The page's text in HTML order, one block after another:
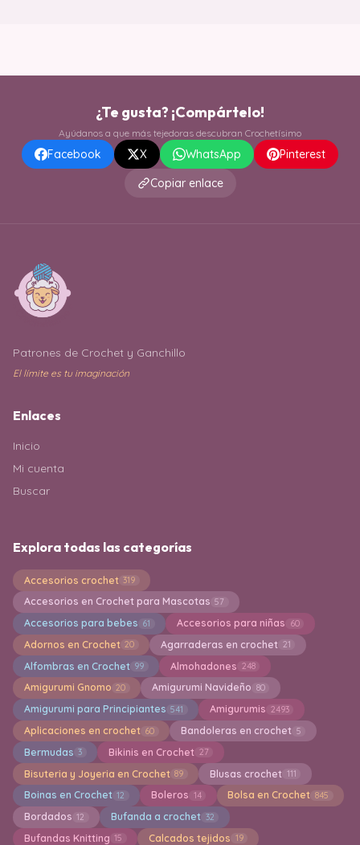
¿Te gusta? ¡Compártelo!
Ayúdanos a que más tejedoras descubran Crochetísimo
Facebook X WhatsApp
Pinterest
Copiar enlace
Patrones de Crochet y Ganchillo
El límite es tu imaginación
Enlaces
Inicio
Mi cuenta
Buscar
Explora todas las categorías
Accesorios crochet 319
Accesorios en Crochet para Mascotas 57
Accesorios para bebes 61 Accesorios para niñas 60
Adornos en Crochet 20 Agarraderas en crochet 21
Alfombras en Crochet 99 Almohadones 248
Amigurumi Gnomo 20 Amigurumi Navideño 80
Amigurumi para Principiantes 541 Amigurumis 2493
Aplicaciones en crochet 60 Bandoleras en crochet 5
Bermudas 3 Bikinis en Crochet 27
Bisuteria y Joyeria en Crochet 89 Blusas crochet 111
Boinas en Crochet 12 Boleros 14 Bolsa en Crochet 845
Bordados 12 Bufanda a crochet 32
Bufandas Knitting 15 Calcados tejidos 19